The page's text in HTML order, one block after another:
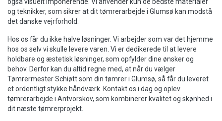
også visuelt imponerende. Vi anvender kun de bedste materialer
og teknikker, som sikrer at dit tømrerarbejde i Glumsø kan modstå
det danske vejrforhold.
Hos os får du ikke halve løsninger. Vi arbejder som var det hjemme
hos os selv vi skulle levere varen. Vi er dedikerede til at levere
holdbare og æstetisk løsninger, som opfylder dine ønsker og
behov. Derfor kan du altid regne med, at når du vælger
Tømrermester Schiøtt som din tømrer i Glumsø, så får du leveret
et ordentligt stykke håndværk. Kontakt os i dag og oplev
tømrerarbejde i Antvorskov, som kombinerer kvalitet og skønhed i
dit næste tømrerprojekt.